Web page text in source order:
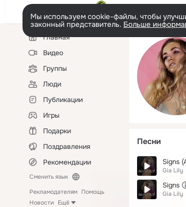
Мы используем cookie-файлы, чтобы
законный представитель. Больше
Левая
колонкаГлавная
Видео
Группы
Люди
Публикации
Игры
Подарки
Поздравления
Рекомендации
Сменить язык
Рекламодателям Помощь
Новости Ещё
Песни
Signs
Gia Lily
Signs
Gia Lily